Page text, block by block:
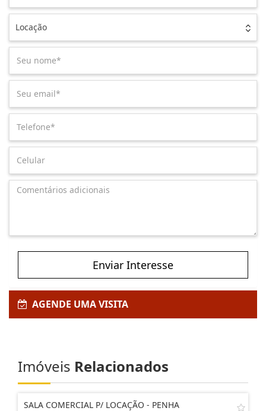
Locação
Enviar Interesse
AGENDE UMA VISITA
Imóveis Relacionados
SALA COMERCIAL P/ LOCAÇÃO - PENHA